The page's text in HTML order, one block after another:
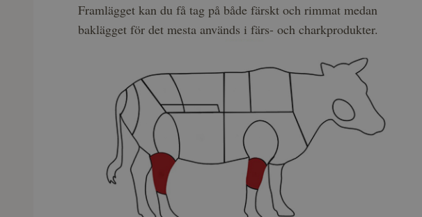
Framlägget kan du få tag på både färskt och rimmat medan
baklägget för det mesta används i färs- och charkprodukter.